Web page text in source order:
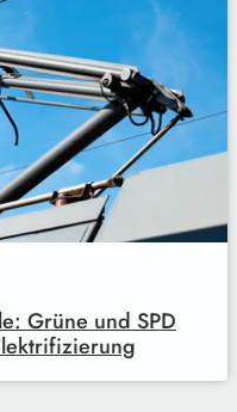
Grüne und SPD